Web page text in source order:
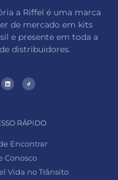
a Riffel é uma marca
de mercado em kits
e presente em toda a
distribuidores.
RÁPIDO
Encontrar
Conosco
Vida no Trânsito